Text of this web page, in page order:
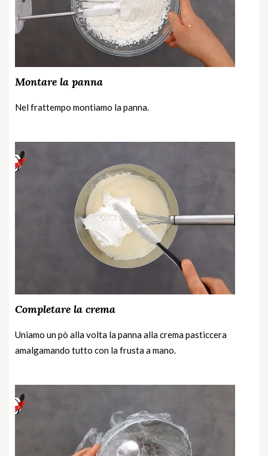
Montare la panna
Nel frattempo montiamo la panna.
Completare la crema
Uniamo un pò alla volta la panna alla crema pasticcera
amalgamando tutto con la frusta a mano.